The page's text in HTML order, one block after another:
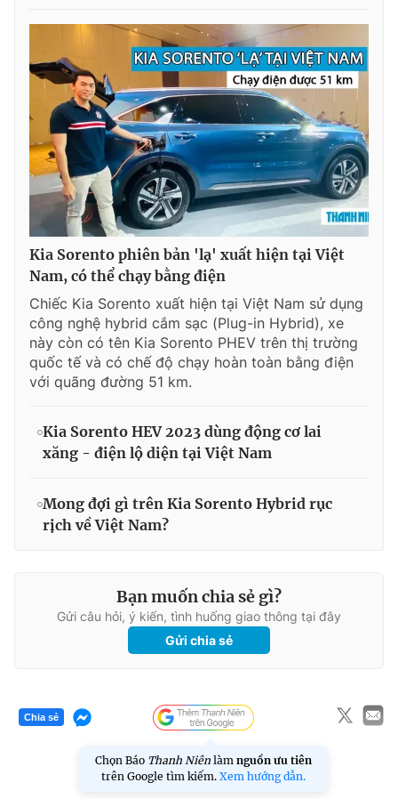
Kia Sorento phiên bản 'lạ' xuất hiện tại Việt
Nam, có thể chạy bằng điện
Chiếc Kia Sorento xuất hiện tại Việt Nam sử dụng
công nghệ hybrid cắm sạc (Plug-in Hybrid), xe
này còn có tên Kia Sorento PHEV trên thị trường
quốc tế và có chế độ chạy hoàn toàn bằng điện
với quãng đường 51 km.
Kia Sorento HEV 2023 dùng động cơ lai
xăng - điện lộ diện tại Việt Nam
Mong đợi gì trên Kia Sorento Hybrid rục
rịch về Việt Nam?
Bạn muốn chia sẻ gì?
Gửi câu hỏi, ý kiến, tình huống giao thông tại đây
Gửi chia sẻ
Chia sẻ
Chọn Báo Thanh Niên làm nguồn ưu tiên
trên Google tìm kiếm. Xem hướng dẫn.